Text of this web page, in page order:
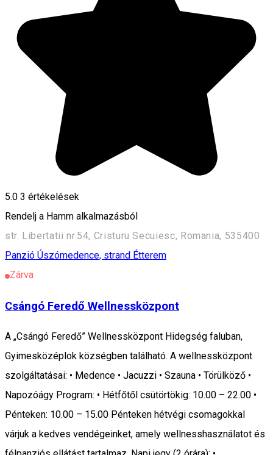
5.0 3 értékelések
Rendelj a Hamm alkalmazásból
str. Libertatii nr.54, Cristuru Secuiesc, Romania, 535400
Panzió Úszómedence, strand Étterem
Zárva
Csángó Feredő Wellnessközpont
A „Csángó Feredő” Wellnessközpont Hidegség faluban,
Gyimesközéplok községben található. A wellnessközpont
szolgáltatásai: • Medence • Jacuzzi • Szauna • Törülköző •
Napozóágy Program: • Hétfőtől csütörtökig: 10.00 – 22.00 •
Pénteken: 10.00 – 15.00 Pénteken hétvégi csomagokkal
várjuk a kedves vendégeinket, amely wellnesshasználatot és